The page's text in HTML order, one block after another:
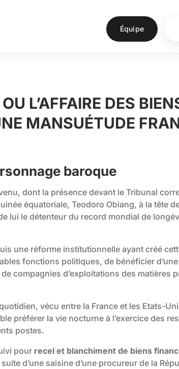
Équipe
L’AFFAIRE DES
MANSUÉTUDE
baroque
dont la présence devant le Tribunal
équatoriale, Teodoro Obiang, à la tête
lui le détenteur du record mondial de
une réforme institutionnelle ayant créé
fonctions politiques, de bénéficier d’une
compagnies d’exploitations des matières
vécu entre la France et les Etats-
préférer la vie nocturne à l’exercice des
postes.
pour recel et blanchiment de biens
suite d’une saisine d’une procureur de la